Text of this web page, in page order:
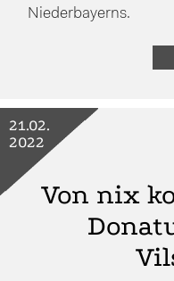
Niederbayerns.
Von nix
21.02.
2022